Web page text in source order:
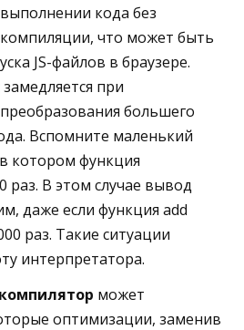
кода без
что может быть
JS-файлов в браузере.
при
большего
Вспомните маленький
котором функция
раз. В этом случае вывод
даже если функция add
раз. Такие ситуации
интерпретатора.
компилятор может
оптимизации, заменив